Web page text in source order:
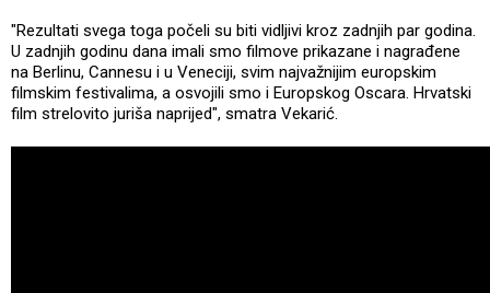
"Rezultati svega toga počeli su biti vidljivi kroz zadnjih par godina.
U zadnjih godinu dana imali smo filmove prikazane i nagrađene
na Berlinu, Cannesu i u Veneciji, svim najvažnijim europskim
filmskim festivalima, a osvojili smo i Europskog Oscara. Hrvatski
film strelovito juriša naprijed", smatra Vekarić.